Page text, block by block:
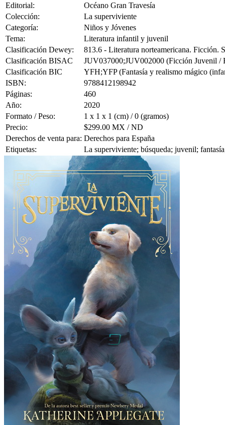
Editorial:
Océano Gran Travesía
Colección:
La superviviente
Categoría:
Niños y Jóvenes
Tema:
Literatura infantil y juvenil
Clasificación Dewey:
813.6 - Literatura norteamericana. Ficción.
Clasificación BISAC
JUV037000;JUV002000 (Ficción Juvenil /
Clasificación BIC
YFH;YFP (Fantasía y realismo mágico
ISBN:
9788412198942
Páginas:
460
Año:
2020
Formato / Peso:
1 x 1 x 1 (cm) / 0 (gramos)
Precio:
$299.00 MX / ND
Derechos de venta para: Derechos para España
Etiquetas:
La superviviente; búsqueda; juvenil;